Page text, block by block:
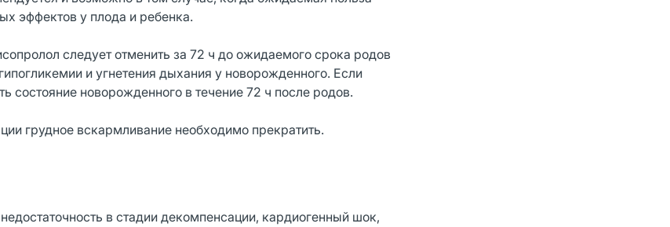
эффектов у плода и ребенка.
следует отменить за 72 ч до ожидаемого срока родов
и угнетения дыхания у новорожденного. Если
состояние новорожденного в течение 72 ч после родов.
грудное вскармливание необходимо прекратить.
в стадии декомпенсации, кардиогенный шок,